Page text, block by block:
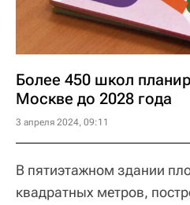
Более 450 школ
Москве до 2028 года
3 апреля 2024, 09:11
В пятиэтажном здании
квадратных метров,